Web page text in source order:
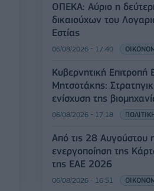
ΟΠΕΚΑ: Αύριο η
δικαιούχων του
Εστίας
06/08/2026 - 17:40
Κυβερνητική Επιτροπή
Μητσοτάκης:
ενίσχυση της
06/08/2026 - 17:18
Από τις 28 Αυγούστου
ενεργοποίηση της
της ΕΑΕ 2026
06/08/2026 - 16:51